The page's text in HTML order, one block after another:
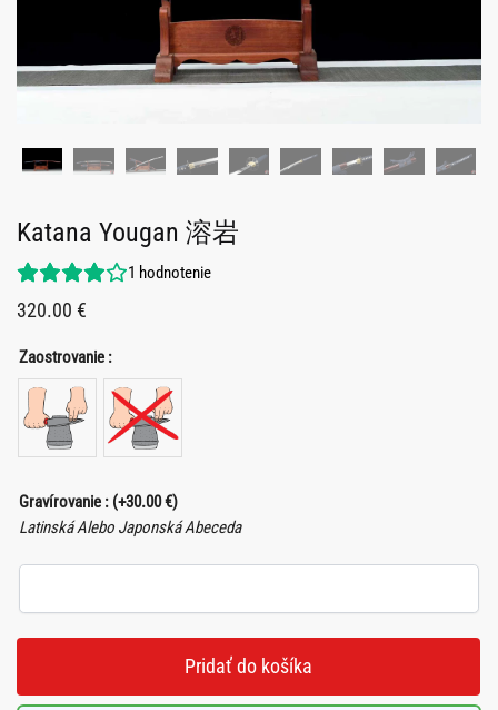
Katana Yougan 溶岩
1 hodnotenie
320.00 €
Zaostrovanie :
Gravírovanie : (+30.00€)
Latinská Alebo Japonská Abeceda
Pridať do košíka